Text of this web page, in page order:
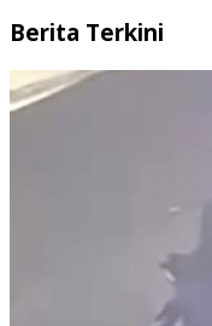
Berita Terkini